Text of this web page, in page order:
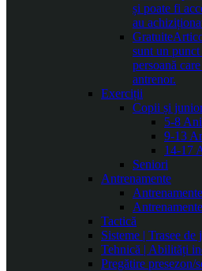
și poate fi
au
Gratuite
sunt un
persoană
antrenor.
Exerciții
Copii și
5-8 Ani
9-13
14-17
Seniori
Antrenamente
Tactică
Sisteme | Trasee de
Tehnică | Abilități
Pregătire presezon/